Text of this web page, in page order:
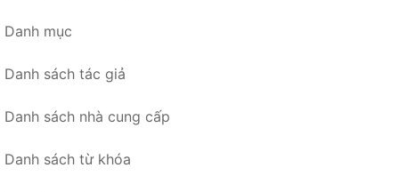
Danh mục
Danh sách tác giả
Danh sách nhà cung cấp
Danh sách từ khóa